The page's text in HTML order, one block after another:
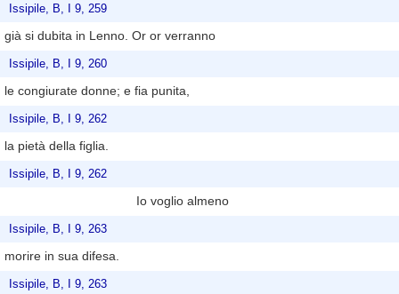
Issipile, B, I 9, 259
già si dubita in Lenno. Or or verranno
Issipile, B, I 9, 260
le congiurate donne; e fia punita,
Issipile, B, I 9, 262
la pietà della figlia.
Issipile, B, I 9, 262
Io voglio almeno
Issipile, B, I 9, 263
morire in sua difesa.
Issipile, B, I 9, 263